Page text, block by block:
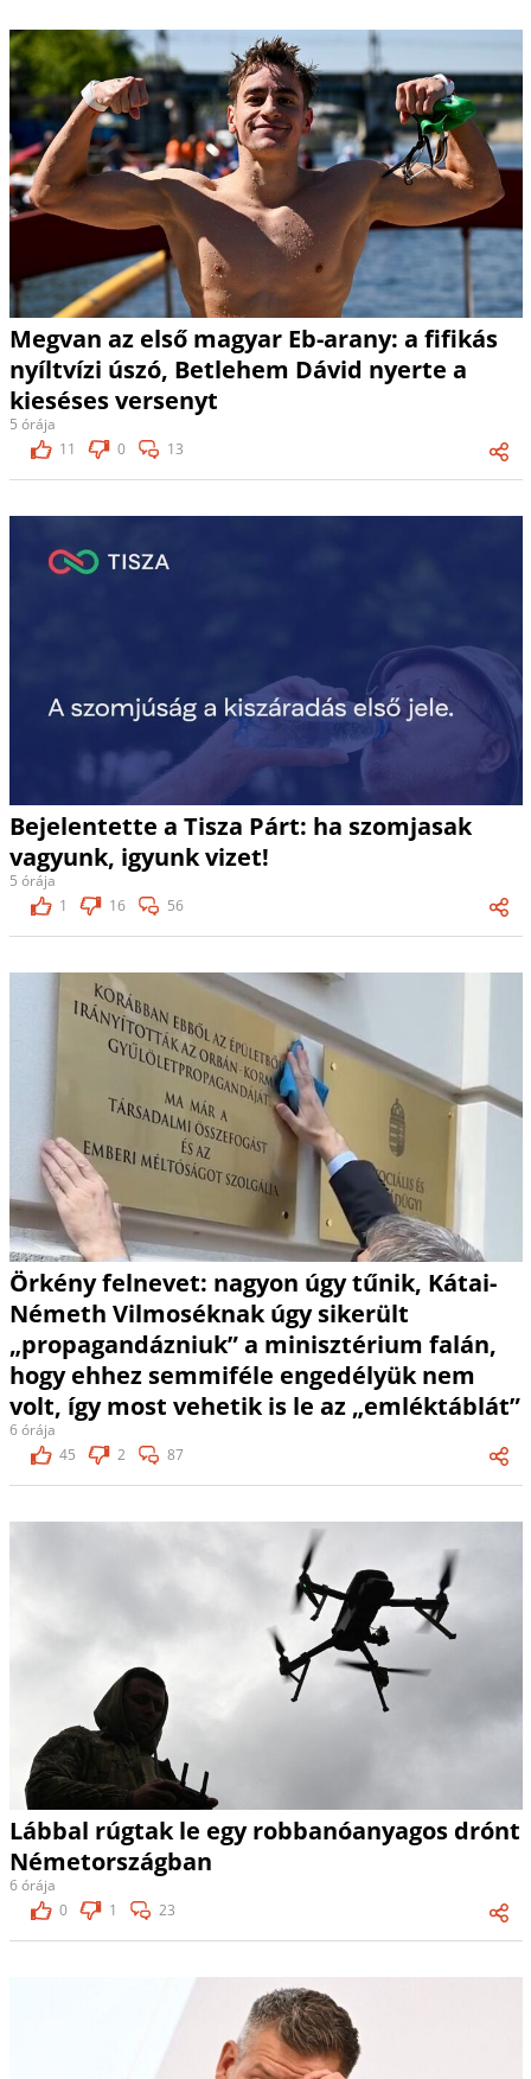
Megvan az első magyar Eb-arany: a fifikás
nyíltvízi úszó, Betlehem Dávid nyerte a
kieséses versenyt
5 órája
11
0 13
Bejelentette a Tisza Párt: ha szomjasak
vagyunk, igyunk vizet!
5 órája
1
16 56
Örkény felnevet: nagyon úgy tűnik, Kátai-
Németh Vilmoséknak úgy sikerült
„propagandázniuk” a minisztérium falán,
hogy ehhez semmiféle engedélyük nem
volt, így most vehetik is le az „emléktáblát”
6 órája
45
2 87
Lábbal rúgtak le egy robbanóanyagos drónt
Németországban
6 órája
0
1 23